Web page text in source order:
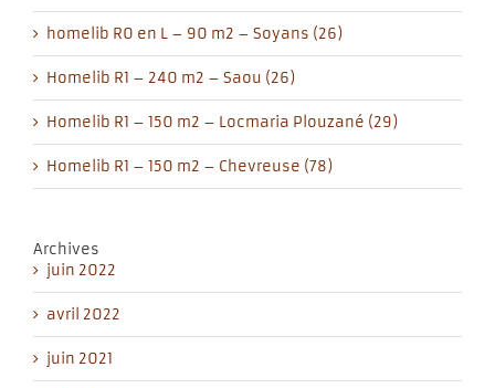
homelib R0 en L – 90 m2 – Soyans (26)
Homelib R1 – 240 m2 – Saou (26)
Homelib R1 – 150 m2 – Locmaria Plouzané (29)
Homelib R1 – 150 m2 – Chevreuse (78)
Archives
juin 2022
avril 2022
juin 2021